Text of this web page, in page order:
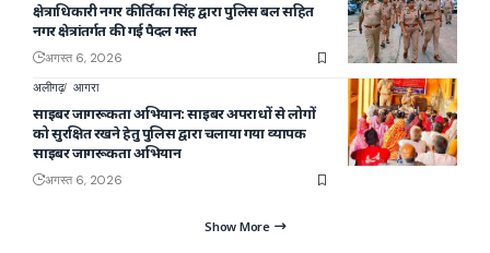
क्षेत्राधिकारी नगर कीर्तिका सिंह द्वारा पुलिस बल सहित
नगर क्षेत्रांतर्गत की गई पैदल गस्त
अगस्त 6, 2026
अलीगढ़ आगरा
साइबर जागरूकता अभियान: साइबर अपराधों से लोगों
को सुरक्षित रखने हेतु पुलिस द्वारा चलाया गया व्यापक
साइबर जागरूकता अभियान
अगस्त 6, 2026
Show More